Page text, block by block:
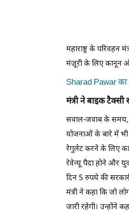
महाराष्ट्र के परिवहन
मंज़ूरी के लिए कानून
Sharad Pawar का
मंत्री ने बाइक टैक्सी
सवाल-जवाब के समय,
योजनाओं के बारे में भी
रेगुलेट करने के लिए
रेवेन्यू पैदा होने और
दिन 5 रुपये की
मंत्री ने कहा कि जो
जारी रहेगी। उन्होंने